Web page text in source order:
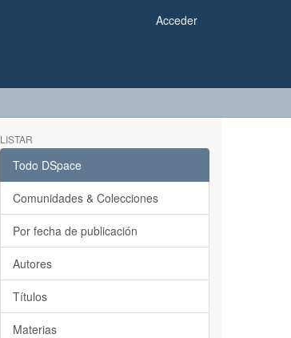
Acceder
LISTAR
Todo DSpace
Comunidades & Colecciones
Por fecha de publicación
Autores
Títulos
Materias